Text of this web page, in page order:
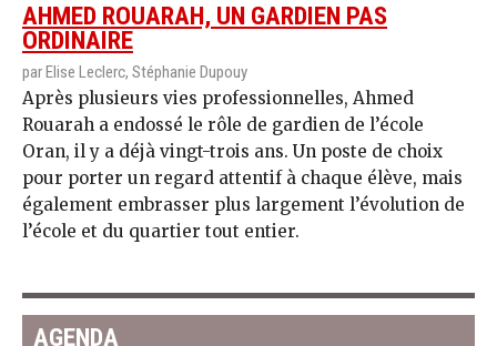
AHMED ROUARAH, UN GARDIEN PAS
ORDINAIRE
par Elise Leclerc, Stéphanie Dupouy
Après plusieurs vies professionnelles, Ahmed
Rouarah a endossé le rôle de gardien de l’école
Oran, il y a déjà vingt-trois ans. Un poste de choix
pour porter un regard attentif à chaque élève, mais
également embrasser plus largement l’évolution de
l’école et du quartier tout entier.
AGENDA